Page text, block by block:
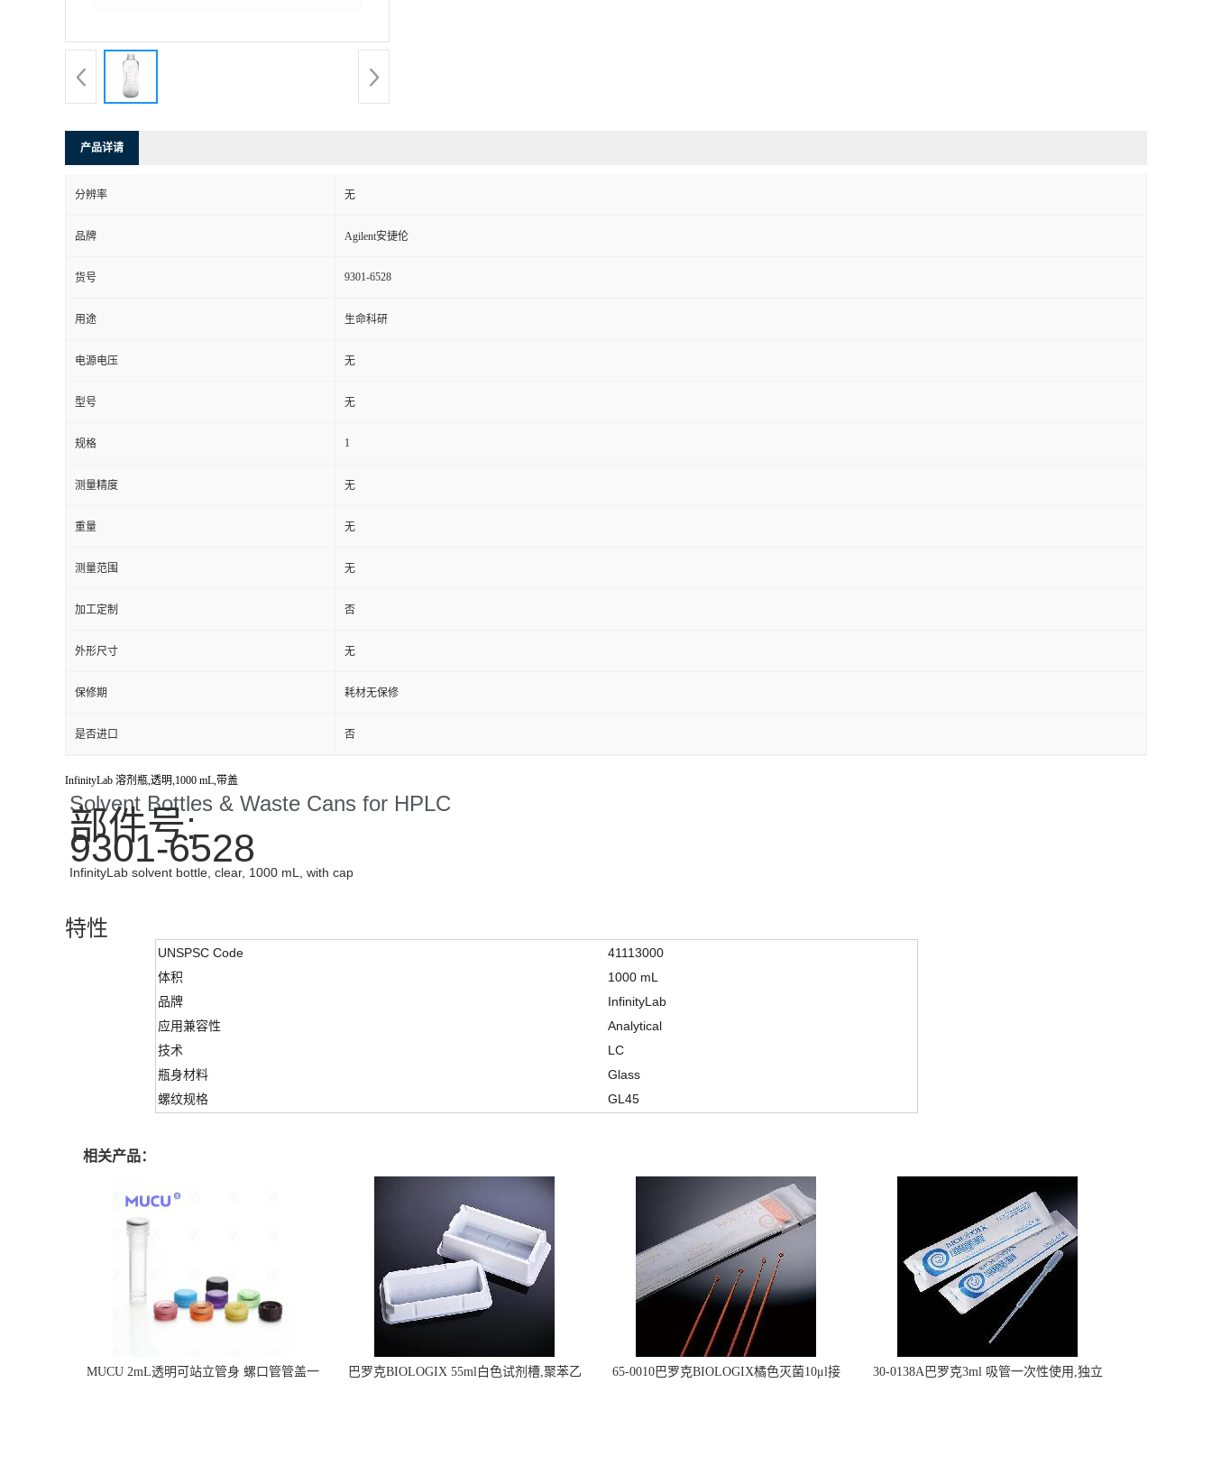
产品详请
分辨率 无
品牌 Agilent安捷伦
货号 9301-6528
用途 生命科研
电源电压 无
型号 无
规格 1
测量精度 无
重量 无
测量范围 无
加工定制 否
外形尺寸 无
保修期 耗材无保修
是否进口 否
InfinityLab 溶剂瓶,透明,1000 mL,带盖
Solvent Bottles & Waste Cans for HPLC
部件号:
9301-6528
InfinityLab solvent bottle, clear, 1000 mL, with cap
特性
UNSPSC Code
41113000
体积
1000 mL
品牌
InfinityLab
应用兼容性
Analytical
技术
LC
瓶身材料
Glass
螺纹规格
GL45
相关产品：
MUCU 2mL透明可站立管身 螺口管管盖一
巴罗克BIOLOGIX 55ml白色试剂槽,聚苯乙
65-0010巴罗克BIOLOGIX橘色灭菌10μl接
30-0138A巴罗克3ml 吸管一次性使用,独立